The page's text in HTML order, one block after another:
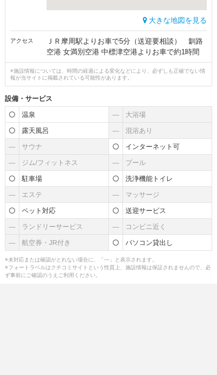
大きな地図を見る
アクセス
ＪＲ摩周駅よりお車で5分（送迎要相談） 釧路
空港 女満別空港 中標津空港よりお車で約1時間
※施設情報については、時間の経過による変化などにより、必ずしも正確でない情
報が当サイトに掲載されている可能性があります。
設備・サービス
温泉 ― 大浴場
露天風呂 ― 混浴あり
― サウナ インターネット可
― ジム/フィットネス ― プール
駐車場 洗浄機能トイレ
― エステ ― マッサージ
ペット対応 送迎サービス
― ランドリーサービス ― コンビニ近く
― 航空券・JR付き パソコン貸出し
※未対応または確認がとれない場合に、「―」と表示されます。
※フォートラベルはクチコミサイトという性質上、施設情報は保証されませんので、必
ず事前にご確認のうえご利用ください。